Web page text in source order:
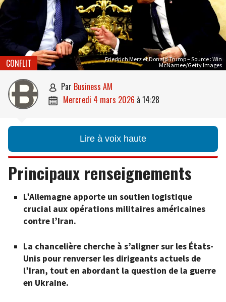
Friedrich Merz et Donald Trump – Source : Win
McNamee/Getty Images
CONFLIT
 par Business AM
 mercredi 4 mars 2026 à 14:28
Lire à voix haute
Principaux renseignements
L’Allemagne apporte un soutien logistique
crucial aux opérations militaires américaines
contre l’Iran.
La chancelière cherche à s’aligner sur les États-
Unis pour renverser les dirigeants actuels de
l’Iran, tout en abordant la question de la guerre
en Ukraine.